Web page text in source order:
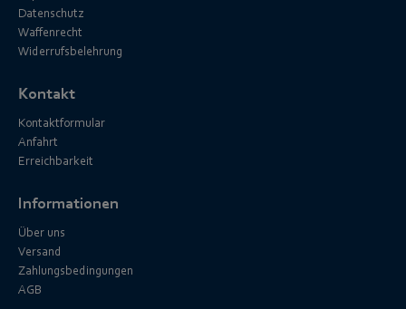
Datenschutz
Waffenrecht
Widerrufsbelehrung
Kontakt
Kontaktformular
Anfahrt
Erreichbarkeit
Informationen
Über uns
Versand
Zahlungsbedingungen
AGB